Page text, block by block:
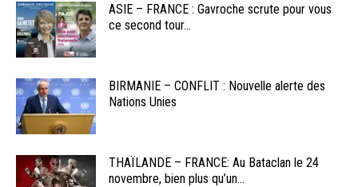
ASIE – FRANCE : Gavroche scrute pour vous
ce second tour...
BIRMANIE – CONFLIT : Nouvelle alerte des
Nations Unies
THAÏLANDE – FRANCE: Au Bataclan le 24
novembre, bien plus qu’un...